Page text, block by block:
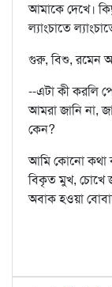
আমাকে দেখে।
ল্যাংচাতে
গুরু, বিশু, রমেন
--এটা কী করলি
আমরা জানি না,
কেন?
আমি কোনো কথা
বিকৃত মুখ, চোখে
অবাক হওয়া